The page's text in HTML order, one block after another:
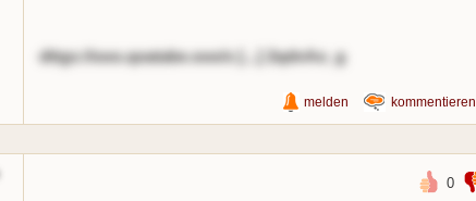
dttgs://ooo.qoatabe.ooo/s [...] 2qdnAo_g
melden kommentieren
0